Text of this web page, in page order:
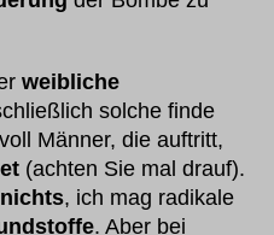
weibliche
solche finde
Männer, die auftritt,
(achten Sie mal drauf).
, ich mag radikale
. Aber bei